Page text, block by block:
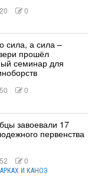
0
сила, а сила –
прошёл
семинар для
0
завоевали 17
первенства
0
И КАНОЭ